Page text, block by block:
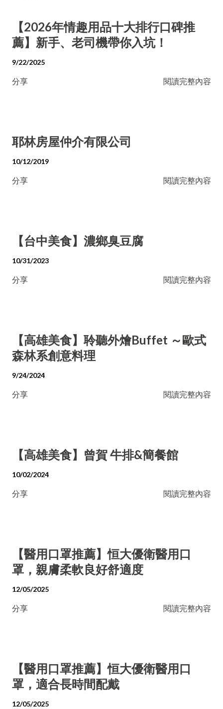
【2026年情趣用品十大排行口碑推
薦】新手、老司機帶你入坑！
9/22/2025
分享 閱讀完整內容
耶林房屋仲介有限公司
10/12/2019
分享 閱讀完整內容
【台中美食】濃鄉臭豆腐
10/31/2023
分享 閱讀完整內容
【高雄美食】聆聽外燴Buffet ～歐式
森林系創意料理
9/24/2024
分享 閱讀完整內容
【高雄美食】曾賀 牛排&簡餐館
10/02/2024
分享 閱讀完整內容
【醫用口罩推薦】恒大優衛醫用口
罩，親膚柔軟良好舒適度
12/05/2025
分享 閱讀完整內容
【醫用口罩推薦】恒大優衛醫用口
罩，適合長時間配戴
12/05/2025